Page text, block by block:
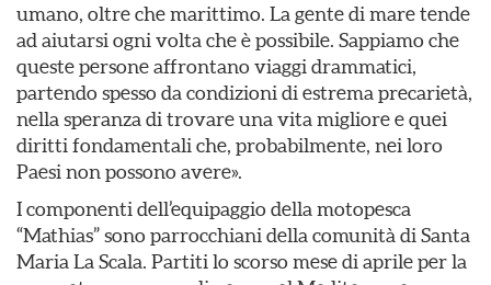
umano, oltre che marittimo. La gente di mare tende
ad aiutarsi ogni volta che è possibile. Sappiamo che
queste persone affrontano viaggi drammatici,
partendo spesso da condizioni di estrema precarietà,
nella speranza di trovare una vita migliore e quei
diritti fondamentali che, probabilmente, nei loro
Paesi non possono avere».
I componenti dell’equipaggio della motopesca
“Mathias” sono parrocchiani della comunità di Santa
Maria La Scala. Partiti lo scorso mese di aprile per la